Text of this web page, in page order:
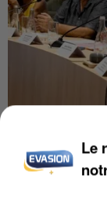
INCENDIES :
DE
Le